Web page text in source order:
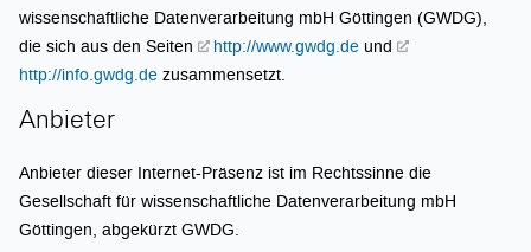
wissenschaftliche Datenverarbeitung mbH Göttingen (GWDG),
die sich aus den Seiten
http://www.gwdg.de und
http://info.gwdg.de zusammensetzt.
Anbieter
Anbieter dieser Internet-Präsenz ist im Rechtssinne die
Gesellschaft für wissenschaftliche Datenverarbeitung mbH
Göttingen, abgekürzt GWDG.